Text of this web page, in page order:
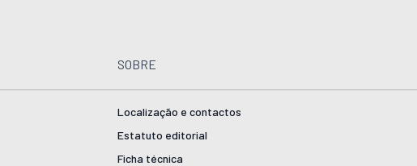
SOBRE
Localização e contactos
Estatuto editorial
Ficha técnica